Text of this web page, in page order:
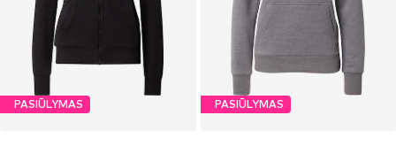
PASIŪLYMAS PASIŪLYMAS